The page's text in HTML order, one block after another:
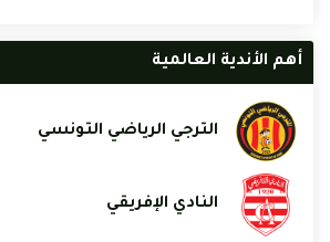
أهم الأندية العالمية
الترجي الرياضي التونسي
النادي الإفريقي